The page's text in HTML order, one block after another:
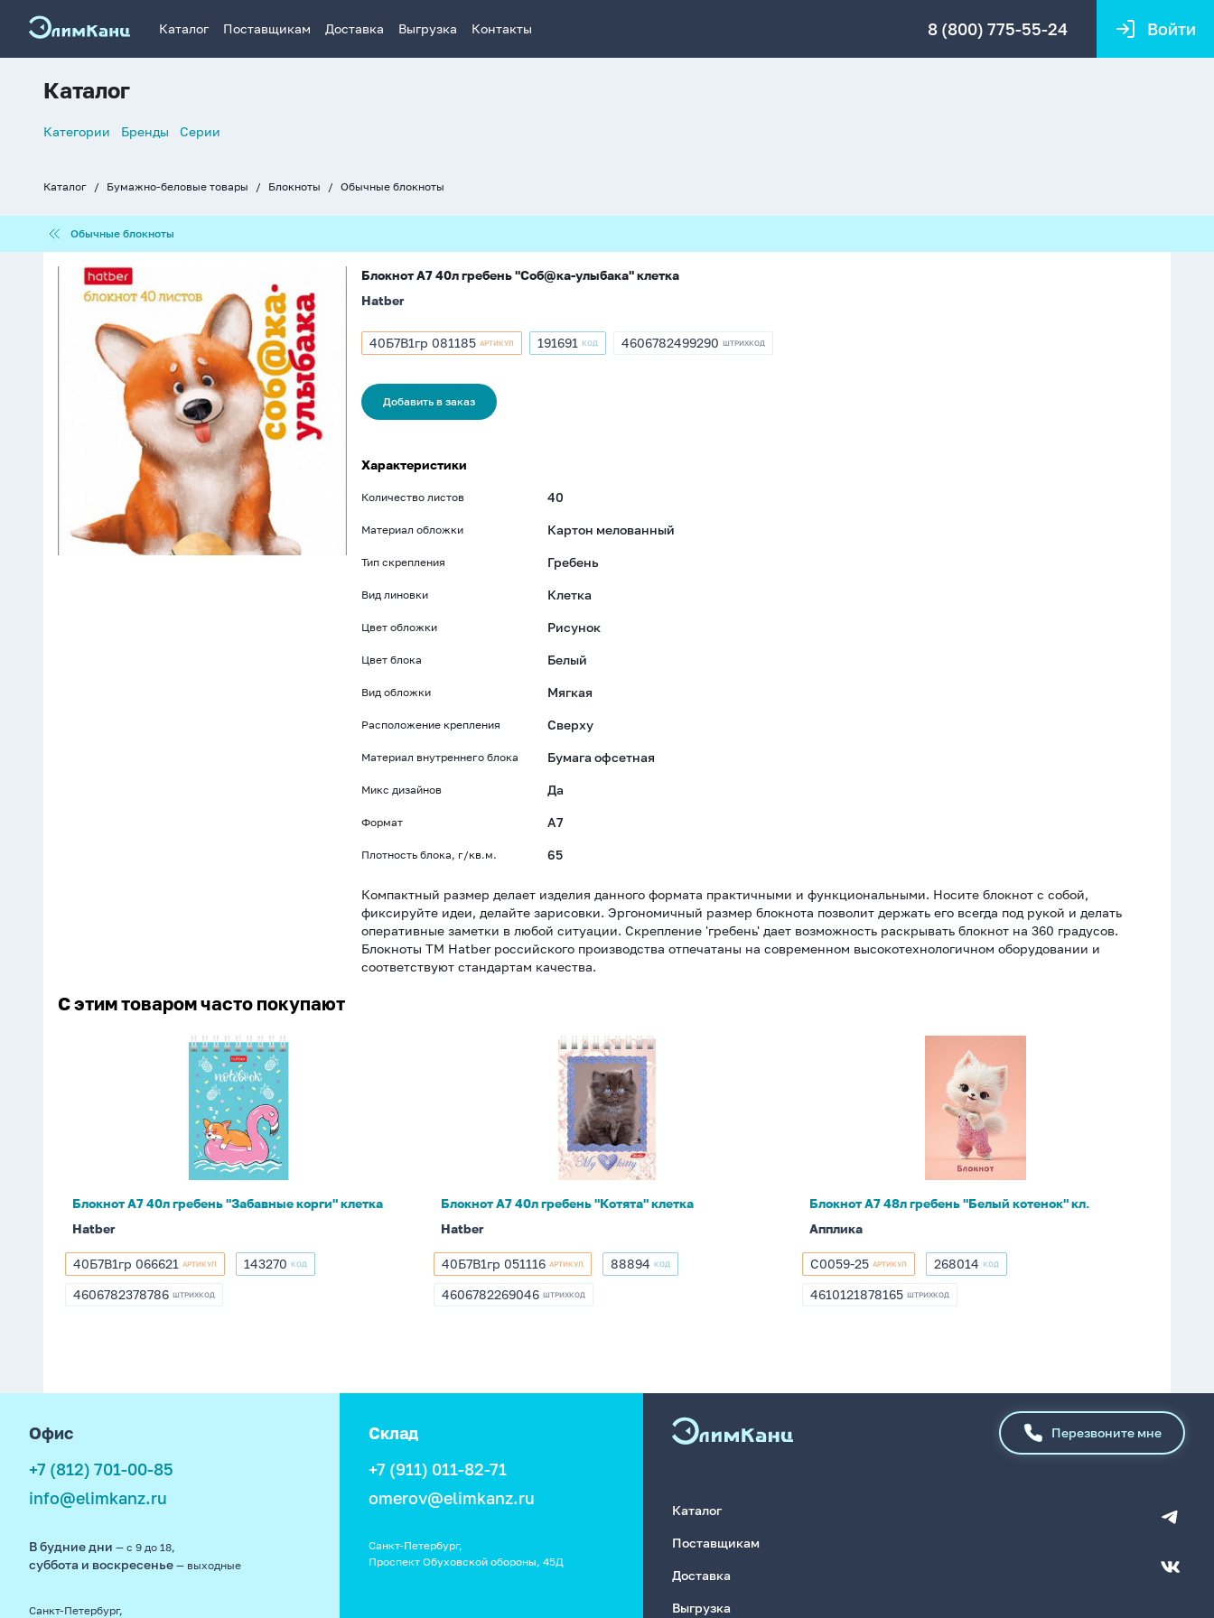
Каталог Поставщикам Доставка Выгрузка Контакты 8 (800) 775-55-24 Войти
Каталог
Список
Категории Бренды Серии
крошки
Каталог Бумажно-беловые товары Блокноты Обычные блокноты
блокноты
Обычные блокноты
Блокнот
гребень
"Соб@ка-
улыбака"
Блокнот А7 40л гребень "Соб@ка-улыбака" клетка
Hatber
Артикул
081185
40Б7В1гр 081185 АРТИКУЛ
Артикул
191691 КОД
ШТРИХКОД
4606782499290 ШТРИХКОД
Добавить в заказ
Характеристики
Количество листов 40
Материал обложки Картон мелованный
Тип скрепления Гребень
Вид линовки Клетка
Цвет обложки Рисунок
Цвет блока Белый
Вид обложки Мягкая
Расположение крепления Сверху
Материал внутреннего блока Бумага офсетная
Микс дизайнов Да
Формат A7
Плотность блока, г/кв.м. 65
Компактный размер делает изделия данного формата практичными и функциональными. Носите блокнот с собой,
фиксируйте идеи, делайте зарисовки. Эргономичный размер блокнота позволит держать его всегда под рукой и делать
оперативные заметки в любой ситуации. Скрепление 'гребень' дает возможность раскрывать блокнот на 360 градусов.
Блокноты ТМ Hatber российского производства отпечатаны на современном высокотехнологичном оборудовании и
соответствуют стандартам качества.
С этим товаром часто покупают
Блокнот А7 40л гребень "Забавные корги" клетка
Hatber
40Б7В1гр
066621
40Б7В1гр 066621 АРТИКУЛ 143270
143270 КОД
4606782378786
4606782378786 ШТРИХКОД
Блокнот А7 40л гребень "Котята" клетка
Hatber
40Б7В1гр
051116
40Б7В1гр 051116 АРТИКУЛ 88894
88894 КОД
4606782269046
4606782269046 ШТРИХКОД
Блокнот А7 48л гребень "Белый котенок" кл.
Апплика
С0059-
25
С0059-25 АРТИКУЛ 268014
268014 КОД
4610121878165
4610121878165 ШТРИХКОД
Офис
+7 (812) 701-00-85
info@elimkanz.ru
В будние дни — с 9 до 18,
суббота и воскресенье — выходные
Санкт-Петербург,
Склад
+7 (911) 011-82-71
omerov@elimkanz.ru
Санкт-Петербург,
Проспект Обуховской обороны, 45Д
Перезвоните мне
Каталог
Поставщикам
Доставка
Выгрузка